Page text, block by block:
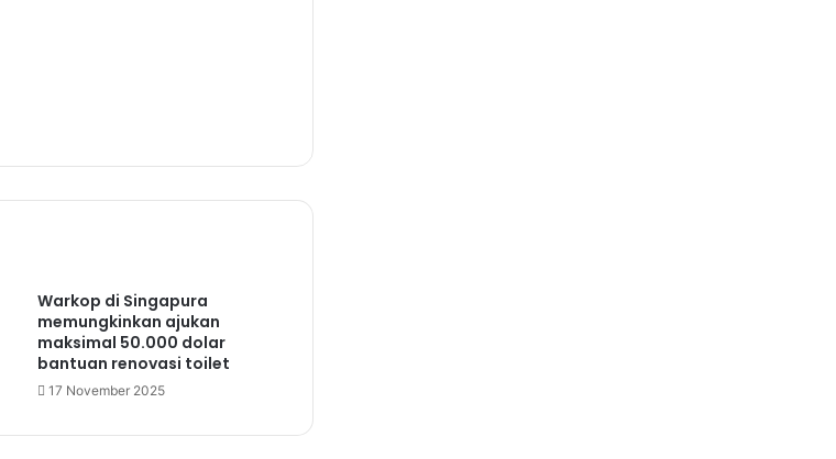
Warkop di Singapura
memungkinkan ajukan
maksimal 50.000 dolar
bantuan renovasi toilet
17 November 2025